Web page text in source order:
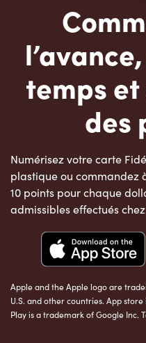
temps
des
Numérisez votre carte
plastique ou commandez
10 points pour chaque
admissibles effectués
Apple and the Apple logo are
U.S. and other countries. App
Play is a trademark of Google Inc.